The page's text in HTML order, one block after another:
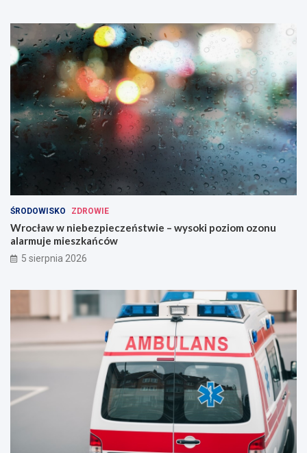
ŚRODOWISKO ZDROWIE
Wrocław w niebezpieczeństwie – wysoki poziom ozonu
alarmuje mieszkańców
5 sierpnia 2026